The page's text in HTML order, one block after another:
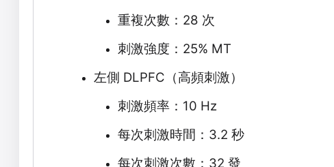
重複次數： 28 次
刺激強度： 25% MT
左側 DLPFC （高頻刺激）
刺激頻率： 10 Hz
每次刺激時間： 3.2 秒
每次刺激次數： 32 發